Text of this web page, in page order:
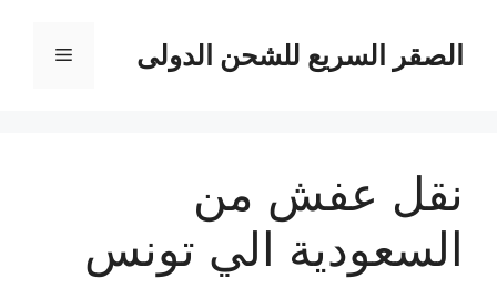
المحتوىالصقر السريع للشحن الدولى القائمة
نقل عفش من
السعودية الي تونس